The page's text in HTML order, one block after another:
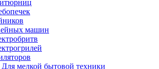
машин
Для мелкой бытовой техники